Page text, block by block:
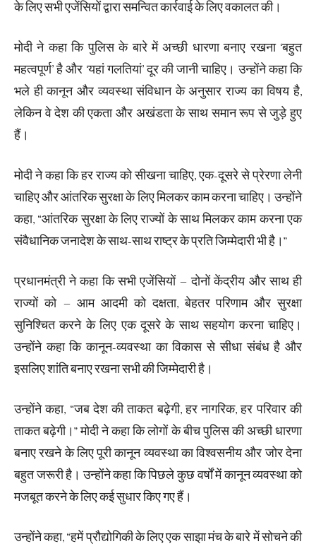
के लिए सभी एजेंसियों द्वारा समन्वित कार्रवाई के लिए वकालत की।
मोदी ने कहा कि पुलिस के बारे में अच्छी धारणा बनाए रखना ‘बहुत
महत्वपूर्ण’ है और ‘यहां गलतियां’ दूर की जानी चाहिए। उन्होंने कहा कि
भले ही कानून और व्यवस्था संविधान के अनुसार राज्य का विषय है,
लेकिन वे देश की एकता और अखंडता के साथ समान रूप से जुड़े हुए
हैं।
मोदी ने कहा कि हर राज्य को सीखना चाहिए, एक-दूसरे से प्रेरणा लेनी
चाहिए और आंतरिक सुरक्षा के लिए मिलकर काम करना चाहिए। उन्होंने
कहा, “आंतरिक सुरक्षा के लिए राज्यों के साथ मिलकर काम करना एक
संवैधानिक जनादेश के साथ-साथ राष्ट्र के प्रति जिम्मेदारी भी है।”
प्रधानमंत्री ने कहा कि सभी एजेंसियों – दोनों केंद्रीय और साथ ही
राज्यों को – आम आदमी को दक्षता, बेहतर परिणाम और सुरक्षा
सुनिश्चित करने के लिए एक दूसरे के साथ सहयोग करना चाहिए।
उन्होंने कहा कि कानून-व्यवस्था का विकास से सीधा संबंध है और
इसलिए शांति बनाए रखना सभी की जिम्मेदारी है।
उन्होंने कहा, “जब देश की ताकत बढ़ेगी, हर नागरिक, हर परिवार की
ताकत बढ़ेगी।” मोदी ने कहा कि लोगों के बीच पुलिस की अच्छी धारणा
बनाए रखने के लिए पूरी कानून व्यवस्था का विश्वसनीय और जोर देना
बहुत जरूरी है। उन्होंने कहा कि पिछले कुछ वर्षों में कानून व्यवस्था को
मजबूत करने के लिए कई सुधार किए गए हैं।
उन्होंने कहा, “हमें प्रौद्योगिकी के लिए एक साझा मंच के बारे में सोचने की